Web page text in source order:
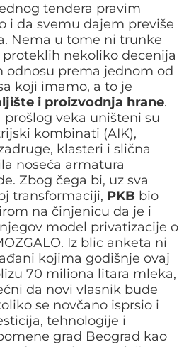
tendera pravim
i da svemu dajem previše
Nema u tome ni trunke
nekoliko decenija
odnosu prema jednom od
koji imamo, a to je
i proizvodnja hrane.
veka uništeni su
kombinati (AIK),
klasteri i slična
noseća armatura
Zbog čega bi, uz sva
transformaciji, PKB bio
na činjenicu da je i
model privatizacije o
Iz blic anketa ni
kojima godišnje ovaj
70 miliona litara mleka,
da novi vlasnik bude
se novčano isprsio i
tehnologije i
grad Beograd kao